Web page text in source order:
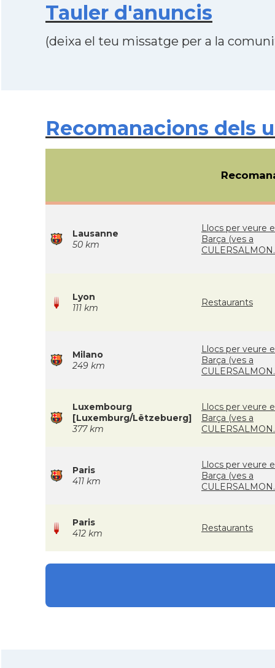
Tauler d'anuncis
(deixa el teu missatge per a la
Recomanacions dels
Lausanne
50 km
Llocs per veure
Barça (ves a
Lyon
111 km
Restaurants
Milano
249 km
Llocs per veure
Barça (ves a
Luxembourg
[Luxemburg/Lëtzebuerg]
377 km
Llocs per veure
Barça (ves a
Paris
411 km
Llocs per veure
Barça (ves a
Paris
412 km
Restaurants